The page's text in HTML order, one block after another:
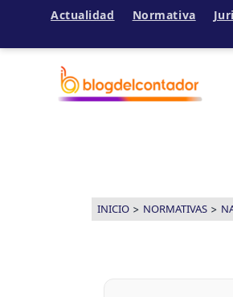
Actualidad Normativa
INICIO > NORMATIVAS >